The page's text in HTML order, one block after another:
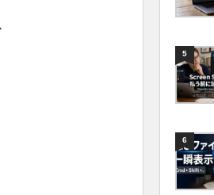
5
6